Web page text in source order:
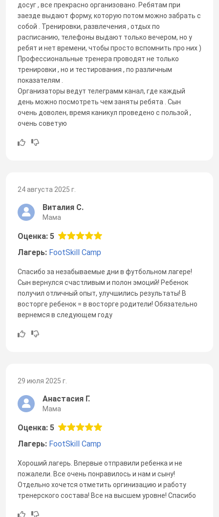
досуг , все прекрасно организовано. Ребятам при
заезде выдают форму, которую потом можно забрать с
собой . Тренировки, развлечения , отдых по
расписанию, телефоны выдают только вечером, но у
ребят и нет времени, чтобы просто вспомнить про них )
Профессиональные тренера проводят не только
тренировки , но и тестирования , по различным
показателям .
Организаторы ведут телеграмм канал, где каждый
день можно посмотреть чем заняты ребята . Сын
очень доволен, время каникул проведено с пользой ,
очень советую
24 августа 2025 г.
Виталия С.
Мама
Оценка: 5
Лагерь: FootSkill Camp
Спасибо за незабываемые дни в футбольном лагере!
Сын вернулся счастливым и полон эмоций! Ребенок
получил отличный опыт, улучшились результаты! В
восторге ребенок = в восторге родители! Обязательно
вернемся в следующем году
29 июля 2025 г.
Анастасия Г.
Мама
Оценка: 5
Лагерь: FootSkill Camp
Хороший лагерь. Впервые отправили ребенка и не
пожалели. Все очень понравилось и нам и сыну!
Отдельно хочется отметить оргинизацию и работу
тренерского состава! Все на высшем уровне! Спасибо